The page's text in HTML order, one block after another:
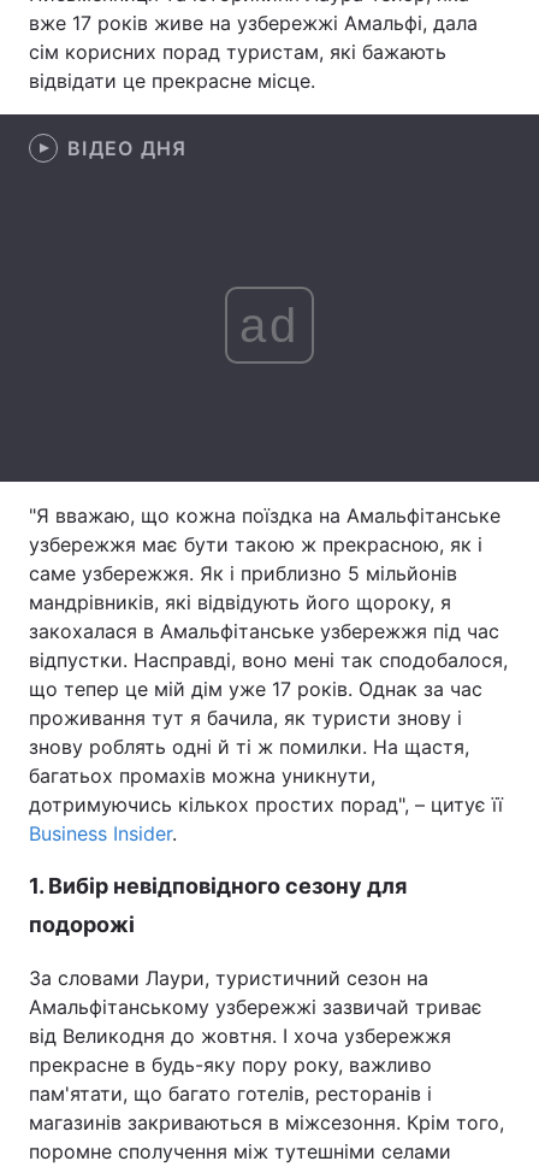
Здоров'я Туризм
Цікавинки Погода
Екологія
Думки
Вакансії
Тема оформлення
вже 17 років живе на узбережжі Амальфі, дала
сім корисних порад туристам, які бажають
відвідати це прекрасне місце.
ВІДЕО ДНЯ
ad
"Я вважаю, що кожна поїздка на Амальфітанське
узбережжя має бути такою ж прекрасною, як і
саме узбережжя. Як і приблизно 5 мільйонів
мандрівників, які відвідують його щороку, я
закохалася в Амальфітанське узбережжя під час
відпустки. Насправді, воно мені так сподобалося,
що тепер це мій дім уже 17 років. Однак за час
проживання тут я бачила, як туристи знову і
знову роблять одні й ті ж помилки. На щастя,
багатьох промахів можна уникнути,
дотримуючись кількох простих порад", – цитує її
Business Insider.
1. Вибір невідповідного сезону для
подорожі
За словами Лаури, туристичний сезон на
Амальфітанському узбережжі зазвичай триває
від Великодня до жовтня. І хоча узбережжя
прекрасне в будь-яку пору року, важливо
пам'ятати, що багато готелів, ресторанів і
магазинів закриваються в міжсезоння. Крім того,
поромне сполучення між тутешніми селами